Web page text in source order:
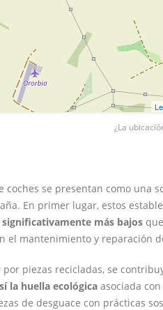
¿La
coches se presentan como una
En primer lugar, estos
significativamente más bajos
el mantenimiento y reparación
por piezas recicladas, se
la huella ecológica asociada
de desguace con prácticas